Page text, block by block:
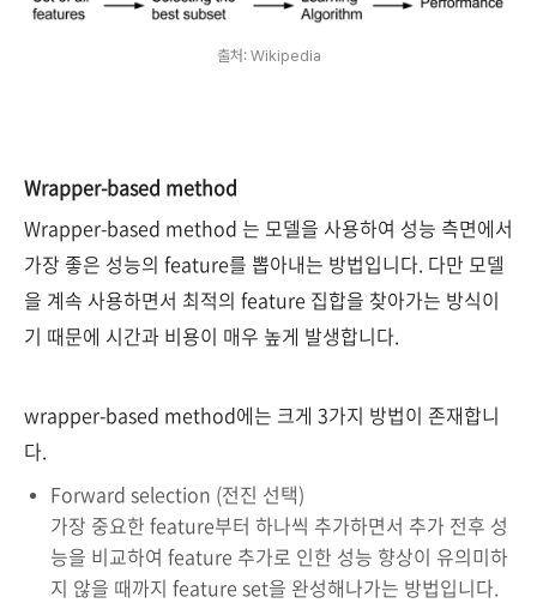
출처: Wikipedia
Wrapper-based method
Wrapper-based method 는 모델을 사용하여 성능 측면에서
가장 좋은 성능의 feature를 뽑아내는 방법입니다. 다만 모델
을 계속 사용하면서 최적의 feature 집합을 찾아가는 방식이
기 때문에 시간과 비용이 매우 높게 발생합니다.
wrapper-based method에는 크게 3가지 방법이 존재합니
다.
Forward selection (전진 선택)
가장 중요한 feature부터 하나씩 추가하면서 추가 전후 성
능을 비교하여 feature 추가로 인한 성능 향상이 유의미하
지 않을 때까지 feature set을 완성해나가는 방법입니다.